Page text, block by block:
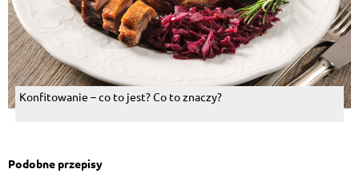
Konfitowanie – co to jest? Co to znaczy?
Podobne przepisy